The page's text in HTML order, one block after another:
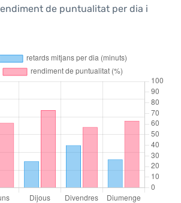
de puntualitat per dia i